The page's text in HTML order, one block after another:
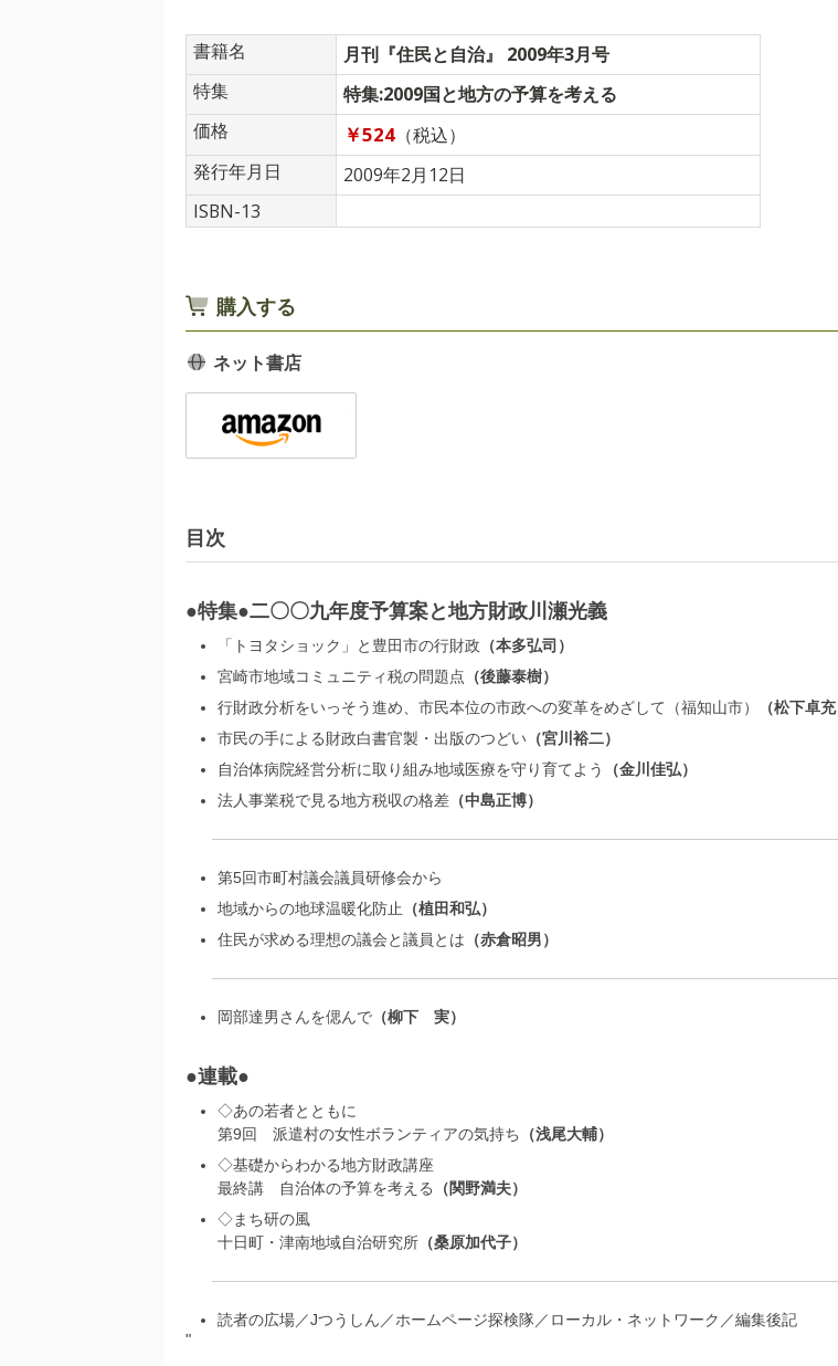
書籍名
月刊『住民と自治』 2009年3月号
特集
特集:2009国と地方の予算を考える
価格
￥524 （税込）
発行年月日
2009年2月12日
ISBN-13
購入する
ネット書店
目次
●特集●二〇〇九年度予算案と地方財政川瀬光義
「トヨタショック」と豊田市の行財政
本多弘司
宮崎市地域コミュニティ税の問題点
後藤泰樹
行財政分析をいっそう進め、市民本位の市政への変革をめざして（福知山市）
松下卓充
市民の手による財政白書官製・出版のつどい
宮川裕二
自治体病院経営分析に取り組み地域医療を守り育てよう
金川佳弘
法人事業税で見る地方税収の格差
中島正博
第5回市町村議会議員研修会から
地域からの地球温暖化防止
植田和弘
住民が求める理想の議会と議員とは
赤倉昭男
岡部達男さんを偲んで 柳下 実
●連載●
◇あの若者とともに
第9回 派遣村の女性ボランティアの気持ち
浅尾大輔
◇基礎からわかる地方財政講座
最終講 自治体の予算を考える
関野満夫
◇まち研の風
十日町・津南地域自治研究所
桑原加代子
読者の広場／Jつうしん／ホームページ探検隊／ローカル・ネットワーク／編集後記
"